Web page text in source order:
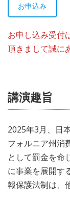
お申込み
お申し込み受付
頂きまして誠に
講演趣旨
2025年3月、日
フォルニア州消
として罰金を命
に事業を展開す
報保護法制は、